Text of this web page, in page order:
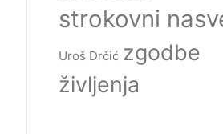
strokovni
Uroš Drčić zgodbe
življenja